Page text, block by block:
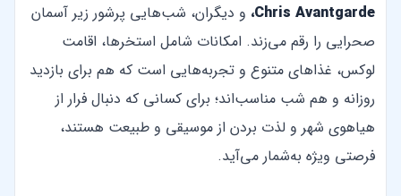
،Chris Avantgarde و دیگران، شب‌هایی پرشور زیر آسمان
صحرایی را رقم می‌زند. امکانات شامل استخرها، اقامت
لوکس، غذاهای متنوع و تجربه‌هایی است که هم برای بازدید
روزانه و هم شب مناسب‌اند؛ برای کسانی که دنبال فرار از
هیاهوی شهر و لذت بردن از موسیقی و طبیعت هستند،
فرصتی ویژه به‌شمار می‌آید.